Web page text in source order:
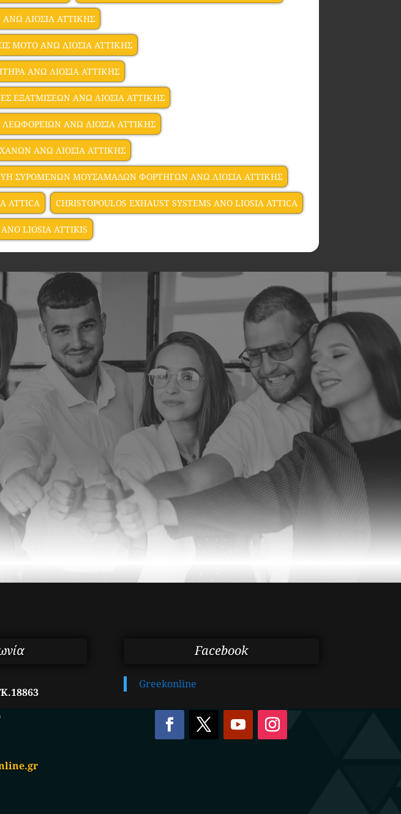
ΛΙΟΣΙΑ ΑΤΤΙΚΗΣ
ΜΟΤΟ ΑΝΩ ΛΙΟΣΙΑ ΑΤΤΙΚΗΣ
ΑΝΩ ΛΙΟΣΙΑ ΑΤΤΙΚΗΣ
ΕΞΑΤΜΙΣΕΩΝ ΑΝΩ ΛΙΟΣΙΑ ΑΤΤΙΚΗΣ
ΛΕΩΦΟΡΕΙΩΝ ΑΝΩ ΛΙΟΣΙΑ ΑΤΤΙΚΗΣ
ΑΝΩ ΛΙΟΣΙΑ ΑΤΤΙΚΗΣ
ΣΥΡΟΜΕΝΩΝ ΜΟΥΣΑΜΑΔΩΝ ΦΟΡΤΗΓΩΝ ΑΝΩ ΛΙΟΣΙΑ ΑΤΤΙΚΗΣ
ATTICA CHRISTOPOULOS EXHAUST SYSTEMS ANO LIOSIA ATTICA
LIOSIA ATTIKIS
Facebook
Greekonline